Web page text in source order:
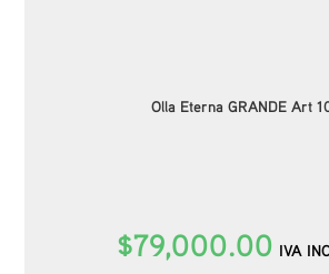
Olla Eterna GRANDE Art
$79,000.00 IVA